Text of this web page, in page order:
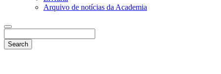
Arquivo de notícias da Academia